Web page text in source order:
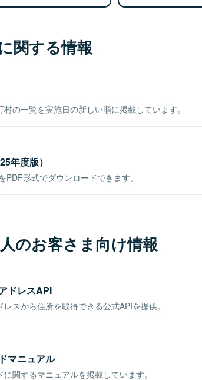
関する情報
の一覧を実施日の新しい順に掲載しています。
年度版）
形式でダウンロードできます。
のお客さま向け情報
ドレスAPI
スから住所を取得できる公式APIを提供。
マニュアル
関するマニュアルを掲載しています。